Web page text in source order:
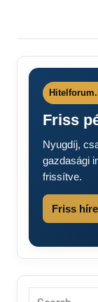
Friss
Nyugdíj,
gazdasági
frissítve.
Friss
Search